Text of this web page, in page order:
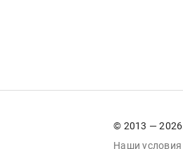
© 2013 —
Наши условия